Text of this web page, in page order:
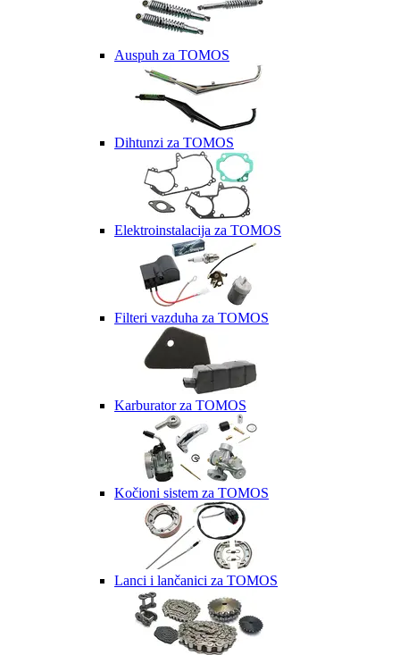
Auspuh za TOMOS
Dihtunzi za TOMOS
Elektroinstalacija za TOMOS
Filteri vazduha za TOMOS
Karburator za TOMOS
Kočioni sistem za TOMOS
Lanci i lančanici za TOMOS